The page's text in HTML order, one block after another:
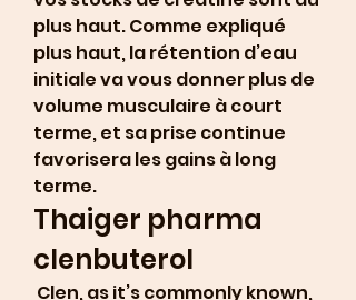
plus haut. Comme expliqué
plus haut, la rétention d’eau
initiale va vous donner plus de
volume musculaire à court
terme, et sa prise continue
favorisera les gains à long
terme.
Thaiger pharma
clenbuterol